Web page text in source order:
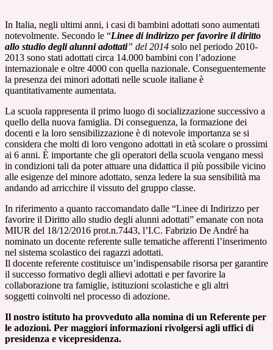
In Italia, negli ultimi anni, i casi di bambini adottati sono aumentati
notevolmente. Secondo le “Linee di indirizzo per favorire il diritto
allo studio degli alunni adottati” del 2014 solo nel periodo 2010-
2013 sono stati adottati circa 14.000 bambini con l’adozione
internazionale e oltre 4000 con quella nazionale. Conseguentemente
la presenza dei minori adottati nelle scuole italiane è
quantitativamente aumentata.
La scuola rappresenta il primo luogo di socializzazione successivo a
quello della nuova famiglia. Di conseguenza, la formazione dei
docenti e la loro sensibilizzazione è di notevole importanza se si
considera che molti di loro vengono adottati in età scolare o prossimi
ai 6 anni. È importante che gli operatori della scuola vengano messi
in condizioni tali da poter attuare una didattica il più possibile vicino
alle esigenze del minore adottato, senza ledere la sua sensibilità ma
andando ad arricchire il vissuto del gruppo classe.
In riferimento a quanto raccomandato dalle “Linee di Indirizzo per
favorire il Diritto allo studio degli alunni adottati” emanate con nota
MIUR del 18/12/2016 prot.n.7443, l’I.C. Fabrizio De André ha
nominato un docente referente sulle tematiche afferenti l’inserimento
nel sistema scolastico dei ragazzi adottati.
Il docente referente costituisce un’indispensabile risorsa per garantire
il successo formativo degli allievi adottati e per favorire la
collaborazione tra famiglie, istituzioni scolastiche e gli altri
soggetti coinvolti nel processo di adozione.
Il nostro istituto ha provveduto alla nomina di un Referente per
le adozioni. Per maggiori informazioni rivolgersi agli uffici di
presidenza e vicepresidenza.